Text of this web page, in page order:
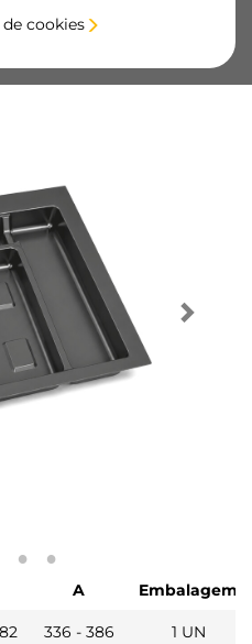
cookies
A Embalagem
336 - 386 1 UN